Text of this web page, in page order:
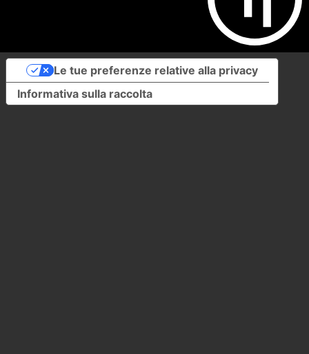
Informativa sulla raccolta
Le tue preferenze relative alla privacy